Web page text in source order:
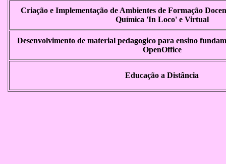
Criação e Implementação de Ambientes de Formação
Química 'In Loco' e Virtual
Desenvolvimento de material pedagogico para ensino
OpenOffice
Educação a Distância